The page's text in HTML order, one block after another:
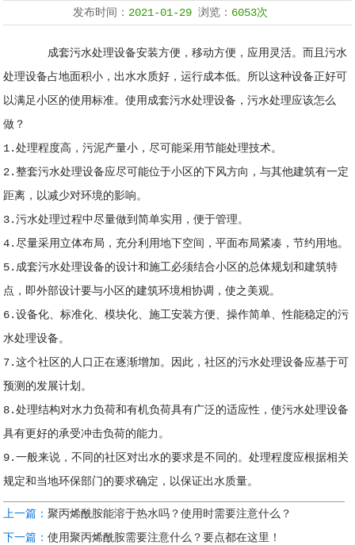
发布时间： 2021-01-29浏览： 6053次
成套污水处理设备安装方便，移动方便，应用灵活。而且污水
处理设备占地面积小，出水水质好，运行成本低。所以这种设备正好可
以满足小区的使用标准。使用成套污水处理设备，污水处理应该怎么
做？
1.处理程度高，污泥产量小，尽可能采用节能处理技术。
2.整套污水处理设备应尽可能位于小区的下风方向，与其他建筑有一定
距离，以减少对环境的影响。
3.污水处理过程中尽量做到简单实用，便于管理。
4.尽量采用立体布局，充分利用地下空间，平面布局紧凑，节约用地。
5.成套污水处理设备的设计和施工必须结合小区的总体规划和建筑特
点，即外部设计要与小区的建筑环境相协调，使之美观。
6.设备化、标准化、模块化、施工安装方便、操作简单、性能稳定的污
水处理设备。
7.这个社区的人口正在逐渐增加。因此，社区的污水处理设备应基于可
预测的发展计划。
8.处理结构对水力负荷和有机负荷具有广泛的适应性，使污水处理设备
具有更好的承受冲击负荷的能力。
9.一般来说，不同的社区对出水的要求是不同的。处理程度应根据相关
规定和当地环保部门的要求确定，以保证出水质量。
上一篇：聚丙烯酰胺能溶于热水吗？使用时需要注意什么？
下一篇：使用聚丙烯酰胺需要注意什么？要点都在这里！